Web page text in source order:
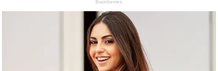
Brainberries